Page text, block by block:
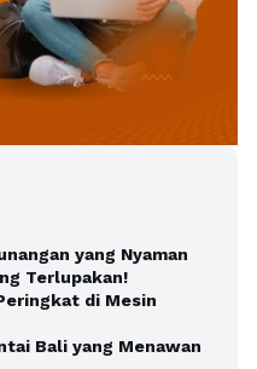
yang Nyaman
Terlupakan!
di Mesin
Bali yang Menawan